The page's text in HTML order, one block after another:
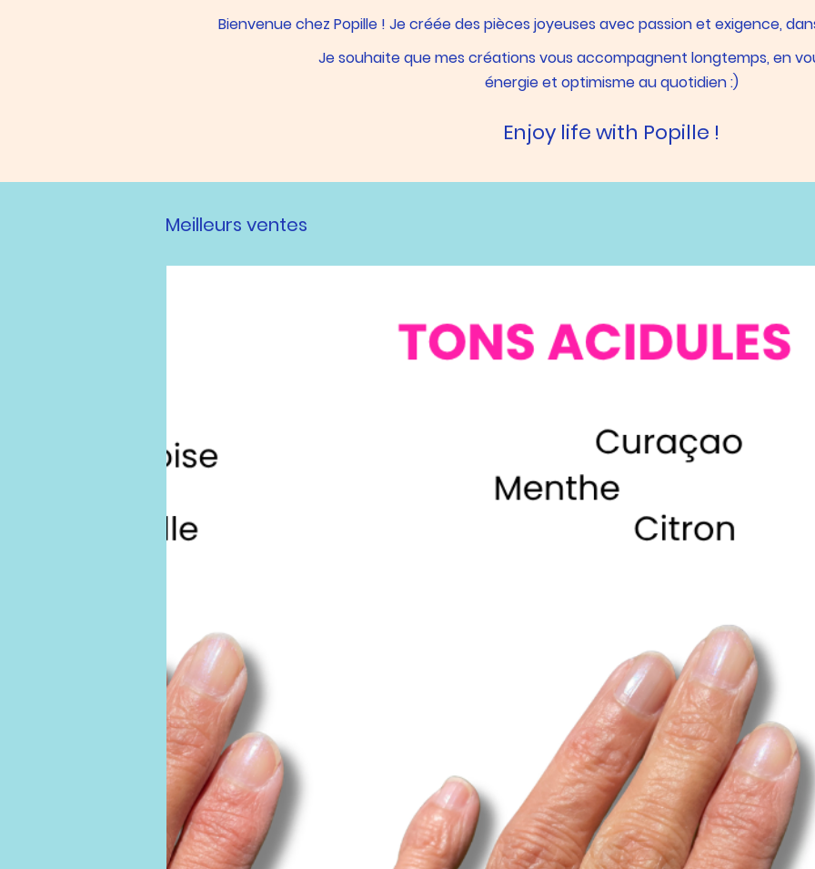
​Bienvenue chez Popille ! Jecréée des pièces joyeuses avec passion et exigence,
Je souhaite que mes créations vous accompagnent longtemps, en
énergie et optimisme au quotidien :)
Enjoy life with Popille !
Meilleurs ventes